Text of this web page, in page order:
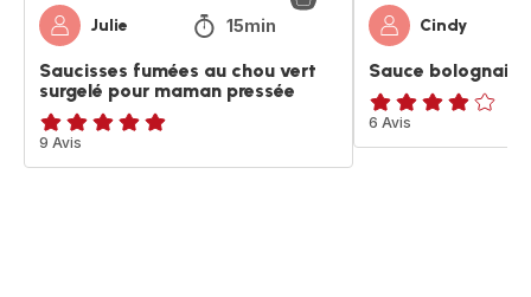
Julie 15min
Saucisses fumées au chou vert
surgelé pour maman pressée
ratings.4.9
9 Avis
Cindy
Sauce
ratings.3.9
6 Avis